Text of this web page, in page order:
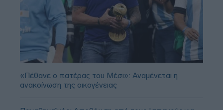
«Πέθανε ο πατέρας του Μέσι»: Αναμένεται η
ανακοίνωση της οικογένειας